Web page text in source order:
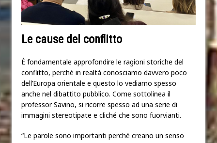
Le cause del conflitto
È fondamentale approfondire le ragioni storiche del
conflitto, perché in realtà conosciamo davvero poco
dell’Europa orientale e questo lo vediamo spesso
anche nel dibattito pubblico. Come sottolinea il
professor Savino, si ricorre spesso ad una serie di
immagini stereotipate e cliché che sono fuorvianti.
“Le parole sono importanti perché creano un senso